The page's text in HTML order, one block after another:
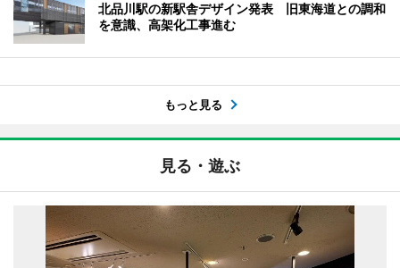
北品川駅の新駅舎デザイン発表 旧東海道との調和
を意識、高架化工事進む
もっと見る
見る・遊ぶ